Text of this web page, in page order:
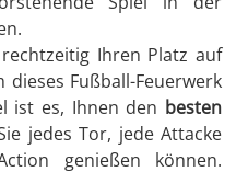
Ihren Platz auf
Fußball-Feuerwerk
ist es, Ihnen den besten
jedes Tor, jede Attacke
genießen können.